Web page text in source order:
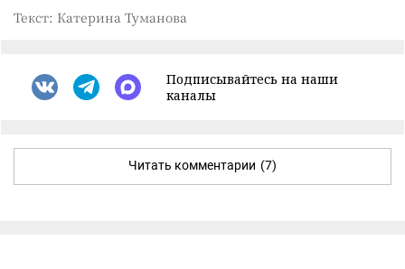
Текст: Катерина Туманова
Подписывайтесь на наши
каналы
Читать комментарии (7)